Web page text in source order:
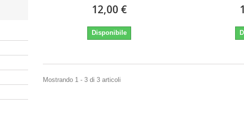
12,00 €
Disponibile
Mostrando 1 - 3 di 3 articoli